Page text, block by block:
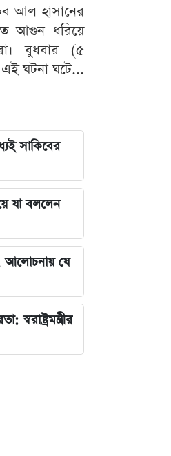
আল হাসানের
আগুন ধরিয়ে
বুধবার (৫
ঘটনা ঘটে...
সাকিবের
যা বললেন
আলোচনায় যে